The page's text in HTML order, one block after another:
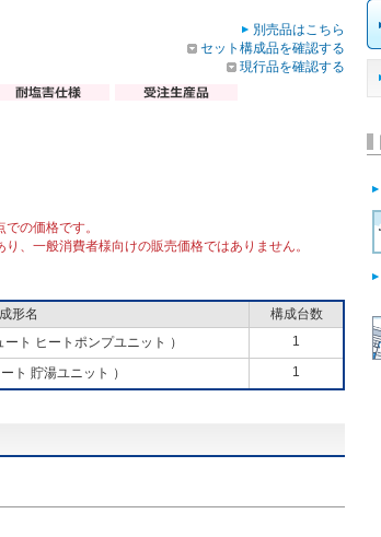
別売品はこちら
セット構成品を確認する
現行品を確認する
の価格です。
、一般消費者様向けの販売価格ではありません。
形名
構成台数
ート ヒートポンプユニット ） 1
ト 貯湯ユニット ） 1